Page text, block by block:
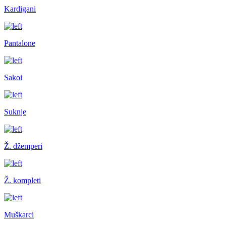
Kardigani
Pantalone
Sakoi
Suknje
Ž. džemperi
Ž. kompleti
Muškarci